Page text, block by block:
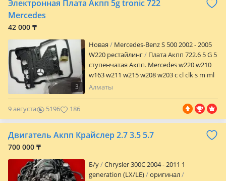
Электронная Плата Акпп 5g tronic 722
Mercedes
42 000 ₸
3
Новая
Mercedes-Benz S 500 2002 - 2005
W220 рестайлинг
Плата Акпп 722.6 5 G 5
ступенчатая Акпп. Mercedes w220 w210
w163 w211 w215 w208 w203 c cl clk s m ml
e и. Т. Д A1402700861 A1402770095
OEM: 1402700361 05097219AA Дубликат
Тайвань. Качество, Гарантия есть и
ДАЕМ* В комплекте плата, фильтр,
прокладка, разъем (каншина). Адрес:
курьера, поезда, казпочтой или авиа.
Оплата производится наличными и
Алматы
9 августа 5196 186
Двигатель Акпп Крайслер 2.7 3.5 5.7
700 000 ₸
Б/y
Chrysler 300C 2004 - 2011 1
generation (LX/LE)
оригинал